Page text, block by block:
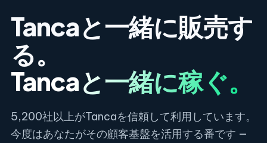
Tancaと一緒に販売す
る。
Tancaと一緒に稼ぐ。
5,200社以上がTancaを信頼して利用しています。
今度はあなたがその顧客基盤を活用する番です —